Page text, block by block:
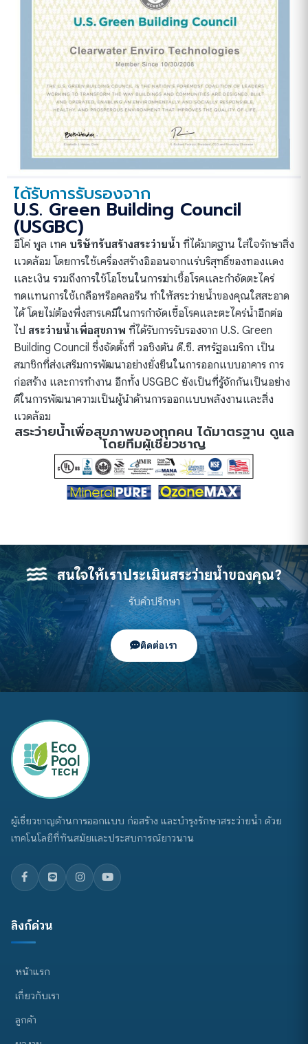
ได้รับการรับรองจาก
U.S. Green Building Council
(USGBC)
อีโค่ พูล เทค บริษัทรับสร้างสระว่ายน้ำ ที่ได้มาตฐาน ใส่ใจรักษาสิ่ง
แวดล้อม โดยการใช้เครื่องสร้างอิออนจากแร่บริสุทธิ์ของทองแดง
และเงิน รวมถึงการใช้โอโซนในการฆ่าเชื้อโรคและกำจัดตะไคร่
ทดแทนการใช้เกลือหรือคลอรีน ทำให้สระว่ายน้ำของคุณใสสะอาด
ได้ โดยไม่ต้องพึ่งสารเคมีในการกำจัดเชื้อโรคและตะไคร่น้ำอีกต่อ
ไป สระว่ายน้ำเพื่อสุขภาพ ที่ได้รับการรับรองจาก U.S. Green
Building Council ซึ่งจัดตั้งที่ วอชิงตัน ดี.ซี. สหรัฐอเมริกา เป็น
สมาชิกที่ส่งเสริมการพัฒนาอย่างยั่งยืนในการออกแบบอาคาร การ
ก่อสร้าง และการทำงาน อีกทั้ง USGBC ยังเป็นที่รู้จักกันเป็นอย่าง
ดีในการพัฒนาความเป็นผู้นำด้านการออกแบบพลังงานและสิ่ง
แวดล้อม
สระว่ายน้ำเพื่อสุขภาพของทุกคน ได้มาตรฐาน ดูแล
โดยทีมผู้เชี่ยวชาญ
สนใจให้เราประเมินสระว่ายน้ำของคุณ?
รับคำปรึกษา
ติดต่อเรา
ผู้เชี่ยวชาญด้านการออกแบบ ก่อสร้าง และบำรุงรักษาสระว่ายน้ำ ด้วย
เทคโนโลยีที่ทันสมัยและประสบการณ์ยาวนาน
ลิงก์ด่วน
หน้าแรก
เกี่ยวกับเรา
ลูกค้า